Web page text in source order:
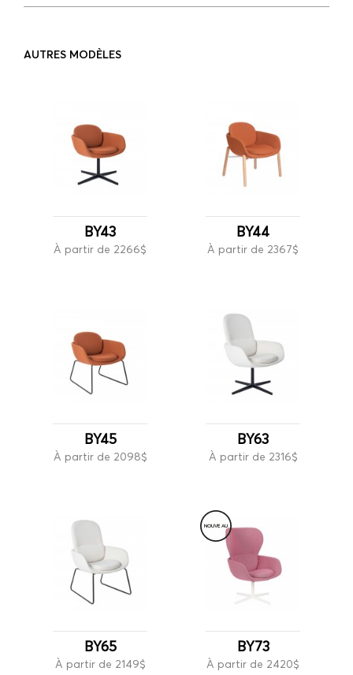
AUTRES MODÈLES
BY43
À partir de 2266$
BY44
À partir de 2367$
BY45
À partir de 2098$
BY63
À partir de 2316$
BY65
À partir de 2149$
NOUVEAU
BY73
À partir de 2420$